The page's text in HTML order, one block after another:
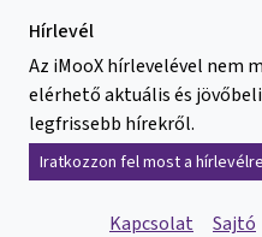
Hírlevél
Az iMooX hírlevelével nem
elérhető aktuális és
legfrissebb hírekről.
Iratkozzon fel most a
Kapcsolat Sajtó